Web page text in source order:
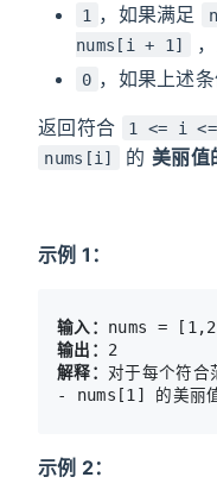
1
，如果满足
nums[i + 1]
0 ，如果上述
返回符合 1 <= i
nums[i] 的 美丽值
示例 1：
输入：
输出：
解释： 对于每个符
示例 2：